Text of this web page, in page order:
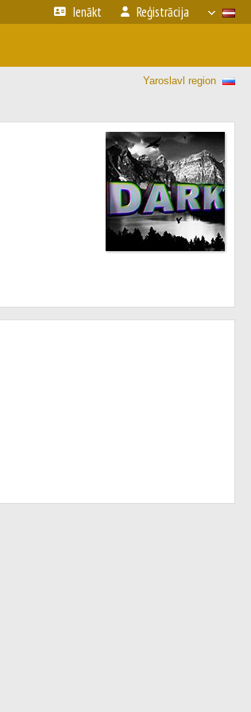
Ienākt Reģistrācija
Yaroslavl region